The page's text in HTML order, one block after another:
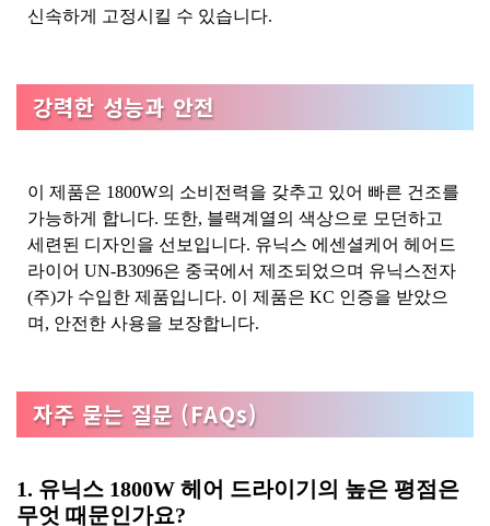
신속하게 고정시킬 수 있습니다.
강력한 성능과 안전
이 제품은 1800W의 소비전력을 갖추고 있어 빠른 건조를
가능하게 합니다. 또한, 블랙계열의 색상으로 모던하고
세련된 디자인을 선보입니다. 유닉스 에센셜케어 헤어드
라이어 UN-B3096은 중국에서 제조되었으며 유닉스전자
(주)가 수입한 제품입니다. 이 제품은 KC 인증을 받았으
며, 안전한 사용을 보장합니다.
자주 묻는 질문 (FAQs)
1. 유닉스 1800W 헤어 드라이기의 높은 평점은
무엇 때문인가요?